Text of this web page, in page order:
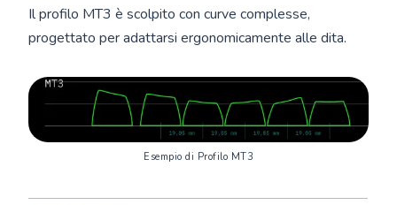
Il profilo MT3 è scolpito con curve complesse,
progettato per adattarsi ergonomicamente alle dita.
Esempio di Profilo MT3